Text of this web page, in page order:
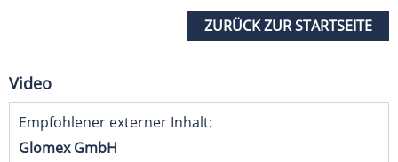
ZURÜCK ZUR STARTSEITE
Video
Empfohlener externer Inhalt:
Glomex GmbH